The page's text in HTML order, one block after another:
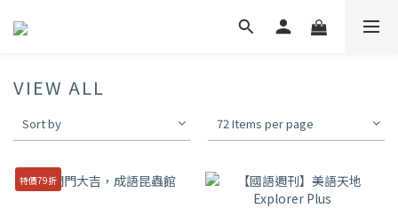
VIEW ALL
Sort by 72 Items per page
特價79折